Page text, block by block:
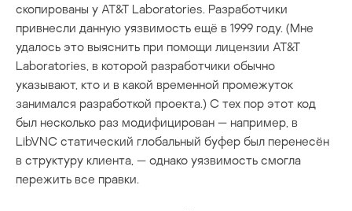
скопированы у AT&T Laboratories. Разработчики
привнесли данную уязвимость ещё в 1999 году. (Мне
удалось это выяснить при помощи лицензии AT&T
Laboratories, в которой разработчики обычно
указывают, кто и в какой временной промежуток
занимался разработкой проекта.) С тех пор этот код
был несколько раз модифицирован — например, в
LibVNC статический глобальный буфер был перенесён
в структуру клиента, — однако уязвимость смогла
пережить все правки.